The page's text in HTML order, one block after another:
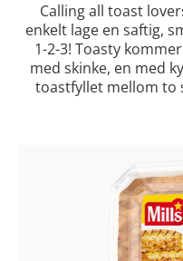
Calling all toast
enkelt lage en saftig,
1-2-3!​ Toasty
med skinke, en med
toastfyllet mellom to